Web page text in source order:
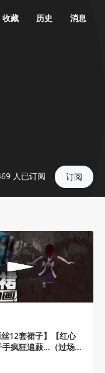
收藏 历史 消息
人已订阅 订阅
丝12套裙子】【红心
疯狂追蔱...（过场动